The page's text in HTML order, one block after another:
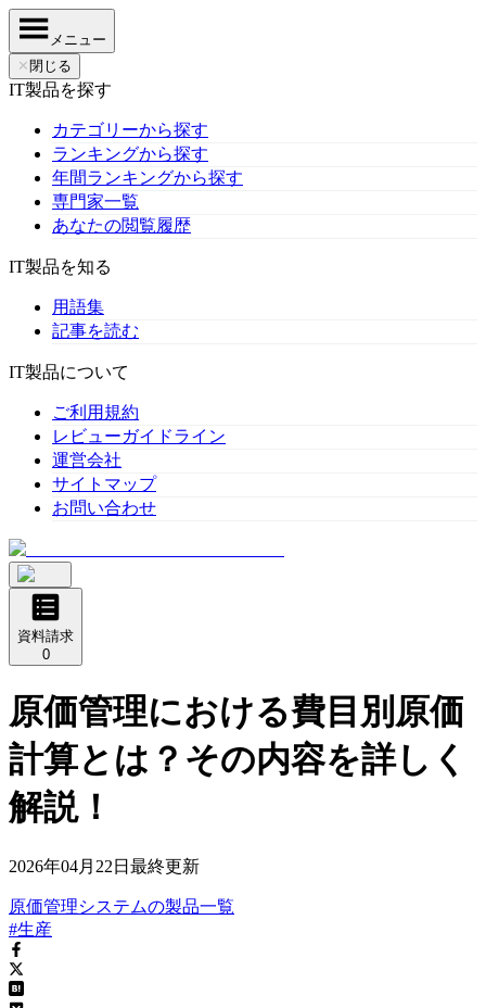
メニュー
✕ 閉じる
IT製品を探す
カテゴリーから探す
ランキングから探す
年間ランキングから探す
専門家一覧
あなたの閲覧履歴
IT製品を知る
用語集
記事を読む
IT製品について
ご利用規約
レビューガイドライン
運営会社
サイトマップ
お問い合わせ
資料請求
0
原価管理における費目別原価
計算とは？その内容を詳しく
解説！
2026年04月22日 最終更新
原価管理システムの製品一覧
#生産